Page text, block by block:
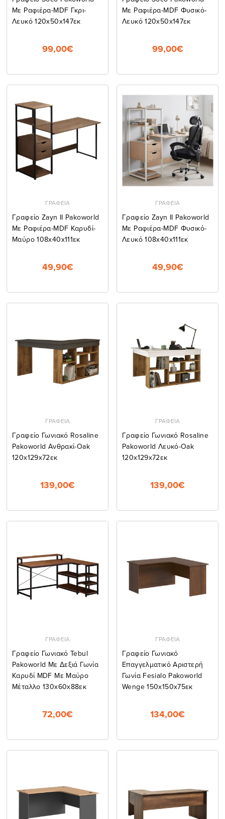
Με Ραφιέρα-MDF Γκρι-
Λευκό 120x50x147εκ
99,00€
Με Ραφιέρα-MDF Φυσικό-
Λευκό 120x50x147εκ
99,00€
ΓΡΑΦΕΙΑ
Γραφείο Zayn ΙΙ Pakoworld
Με Ραφιέρα-MDF Καρυδί-
Μαύρο 108x40x111εκ
49,90€
ΓΡΑΦΕΙΑ
Γραφείο Zayn ΙΙ Pakoworld
Με Ραφιέρα-MDF Φυσικό-
Λευκό 108x40x111εκ
49,90€
ΓΡΑΦΕΙΑ
Γραφείο Γωνιακό Rosaline
Pakoworld Ανθρακί-Oak
120x129x72εκ
139,00€
ΓΡΑΦΕΙΑ
Γραφείο Γωνιακό Rosaline
Pakoworld Λευκό-Oak
120x129x72εκ
139,00€
ΓΡΑΦΕΙΑ
Γραφείο Γωνιακό Tebul
Pakoworld Με Δεξιά Γωνία
Καρυδί MDF Με Μαύρο
Μέταλλο 130x60x88εκ
72,00€
ΓΡΑΦΕΙΑ
Γραφείο Γωνιακό
Επαγγελματικό Αριστερή
Γωνία Fesialo Pakoworld
Wenge 150x150x75εκ
134,00€